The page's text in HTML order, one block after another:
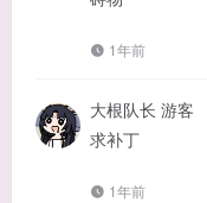
1年前
大根队长 游客
求补丁
1年前